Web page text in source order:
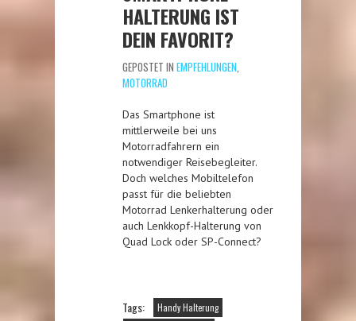
HALTERUNG IST
DEIN FAVORIT?
GEPOSTET IN EMPFEHLUNGEN,
MOTORRAD
Das Smartphone ist
mittlerweile bei uns
Motorradfahrern ein
notwendiger Reisebegleiter.
Doch welches Mobiltelefon
passt für die beliebten
Motorrad Lenkerhalterung oder
auch Lenkkopf-Halterung von
Quad Lock oder SP-Connect?
Tags:
Handy Halterung